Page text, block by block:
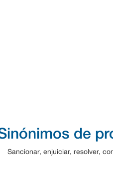
de
Sancionar, enjuiciar, resolver,